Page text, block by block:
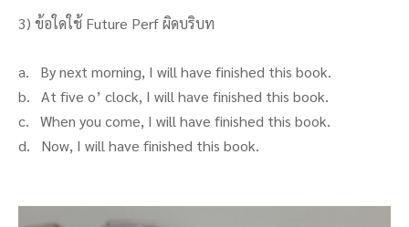
3) ข้อใดใช้ Future Perf ผิดบริบท
a. By next morning, I will have finished this book.
b. At five o’ clock, I will have finished this book.
c. When you come, I will have finished this book.
d. Now, I will have finished this book.